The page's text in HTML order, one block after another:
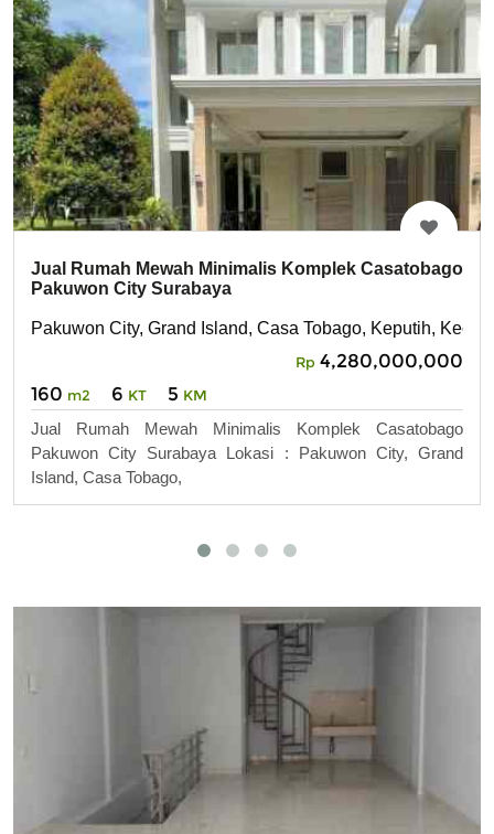
Jual Rumah Mewah Minimalis Komplek Casatobago
Pakuwon City Surabaya
Pakuwon City, Grand Island, Casa Tobago, Keputih, Kec.
Rp 4,280,000,000
160 m2 6 KT 5 KM
Jual Rumah Mewah Minimalis Komplek Casatobago
Pakuwon City Surabaya Lokasi : Pakuwon City, Grand
Island, Casa Tobago,